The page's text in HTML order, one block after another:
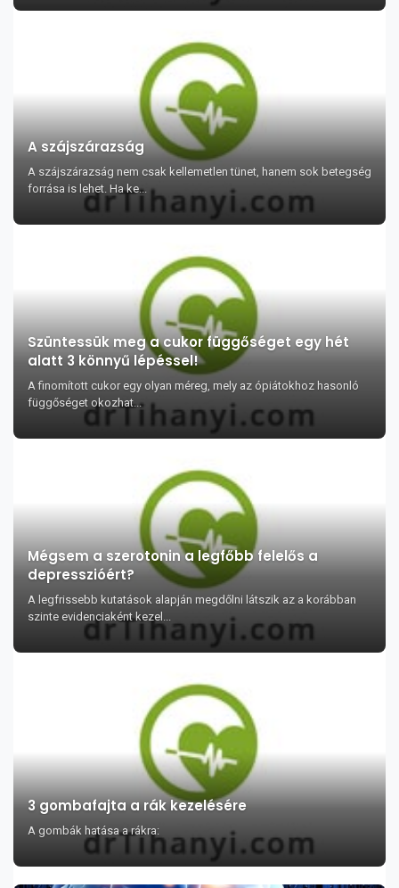
A szájszárazság
A szájszárazság nem csak kellemetlen tünet, hanem sok betegség
forrása is lehet. Ha ke...
Szüntessük meg a cukor függőséget egy hét
alatt 3 könnyű lépéssel!
A finomított cukor egy olyan méreg, mely az ópiátokhoz hasonló
függőséget okozhat...
Mégsem a szerotonin a legfőbb felelős a
depresszióért?
A legfrissebb kutatások alapján megdőlni látszik az a korábban
szinte evidenciaként kezel...
3 gombafajta a rák kezelésére
A gombák hatása a rákra: